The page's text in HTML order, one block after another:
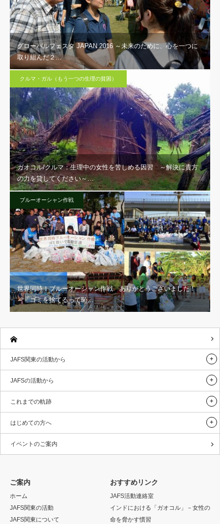
グローバルフェスタ JAPAN 2016 ～未来のために、心を一つに
取り組んだ２…
クルマ・ガル（もう一つの生理の貧困）
ガオコル/クルマ：生理中の女性を苦しめる因習 ～解決に貴方
の力を貸してください～…
ブルーオーシャン作戦
世界同時！ブルーオーシャン作戦 ありがとうございました！
～「ゴミを捨てるって恥…
JAFS関東の活動から
JAFSの活動から
これまでの軌跡
はじめての方へ
イベントのご案内
ご案内
ホーム
JAFS関東の活動
JAFS関東について
おすすめリンク
JAFS活動連絡室
インドにおける「ガオコル」－女性の
命を脅かす慣習